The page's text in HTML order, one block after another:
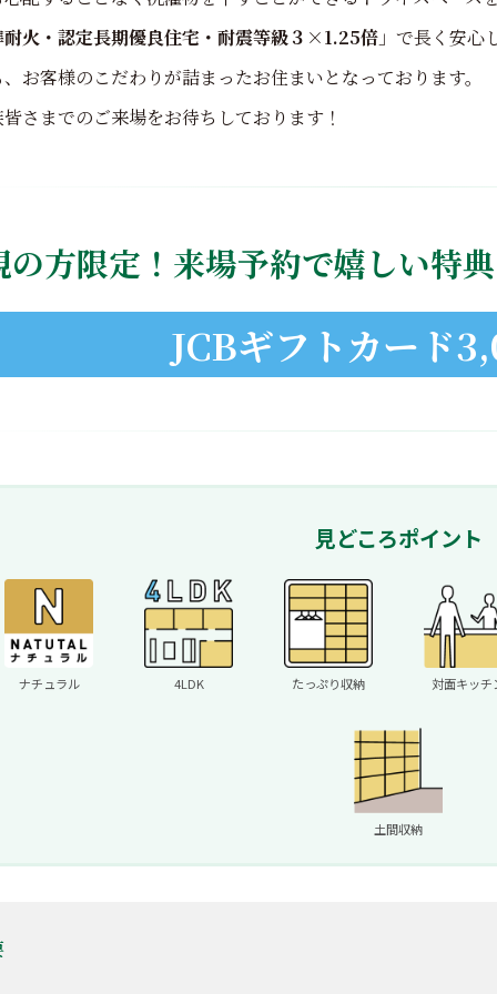
耐火・認定長期優良住宅・耐震等級３×1.25倍 」で長く安
お客様のこだわりが詰まったお住まいとなっております。
さまでのご来場をお待ちしております！
の方限定！来場予約で嬉しい特
JCBギフトカード
見どころポイント
ナチュラル 4LDK たっぷり収納 対面キッチ
土間収納